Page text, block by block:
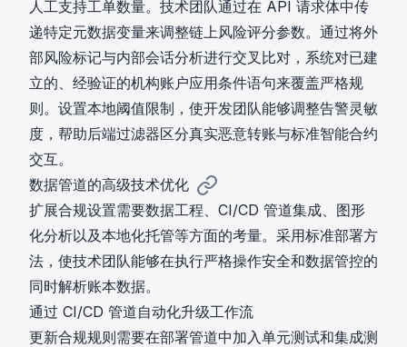
人工支持工单数量。技术团队通过在 API 请求体中传
递特定元数据变量来调整链上风险评分参数。通过将外
部风险标记与内部会话分析进行交叉比对，系统对已建
立的、经验证的机构账户应用条件语句来覆盖严格规
则。设置本地阈值限制，使开发团队能够调整告警灵敏
度，帮助后端过滤器区分真实恶意转账与标准智能合约
交互。
数据管道的高级技术优化
扩展合规设置需要数据工程、CI/CD 管道集成、图形
化分析以及本地化托管等方面的考量。采用标准部署方
法，使技术团队能够在执行严格操作安全和数据管控的
同时解析账本数据。
通过 CI/CD 管道自动化升级工作流
更新合规规则需要在部署管道中加入单元测试和集成测